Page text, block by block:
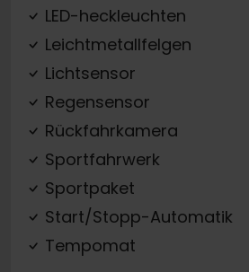
LED-heckleuchten
Leichtmetallfelgen
Lichtsensor
Regensensor
Rückfahrkamera
Sportfahrwerk
Sportpaket
Start/Stopp-Automatik
Tempomat